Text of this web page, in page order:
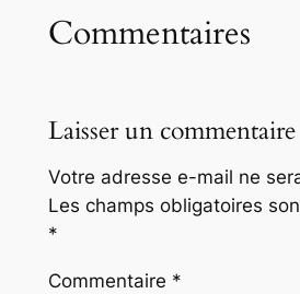
Commentaires
Laisser un commentaire
Votre adresse e-mail ne
Les champs obligatoires
*
Commentaire *